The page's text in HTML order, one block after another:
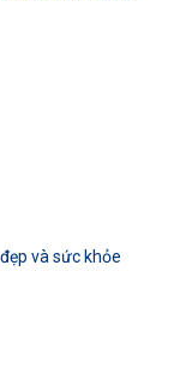
và sức khỏe